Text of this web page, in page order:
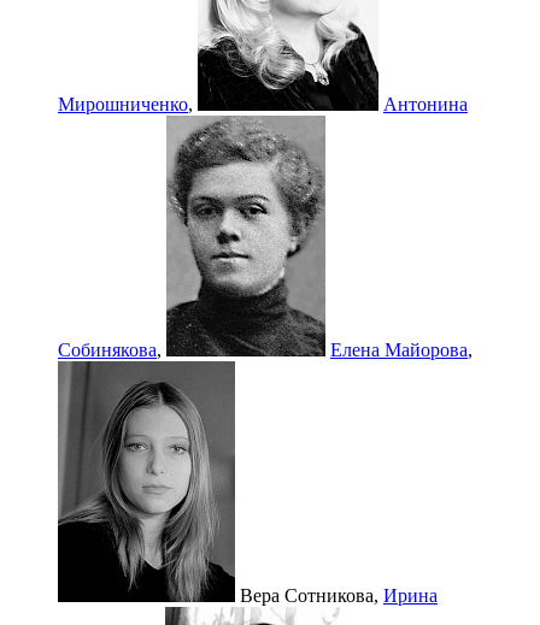
Мирошниченко, Антонина
Собинякова, Елена Майорова,
Вера Сотникова, Ирина